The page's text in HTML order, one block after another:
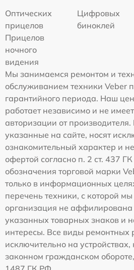
Оптических
прицелов
Цифровых
биноклей
Прицелов
ночного
видения
Мы занимаемся ремонтом и
обслуживанием техники Veber
гарантийного периода. Наш
работает независимо и не
авторизации от
указанные на сайте, носят
ознакомительный характер и
офертой согласно п. 2 ст. 437
обозначения торговой марки
только в информационных
перечень техники, с которой
организация не аффилирована
указанных товарных знаков и
интересы. Все виды ремонтных
исключительно на
законном гражданском обороте,